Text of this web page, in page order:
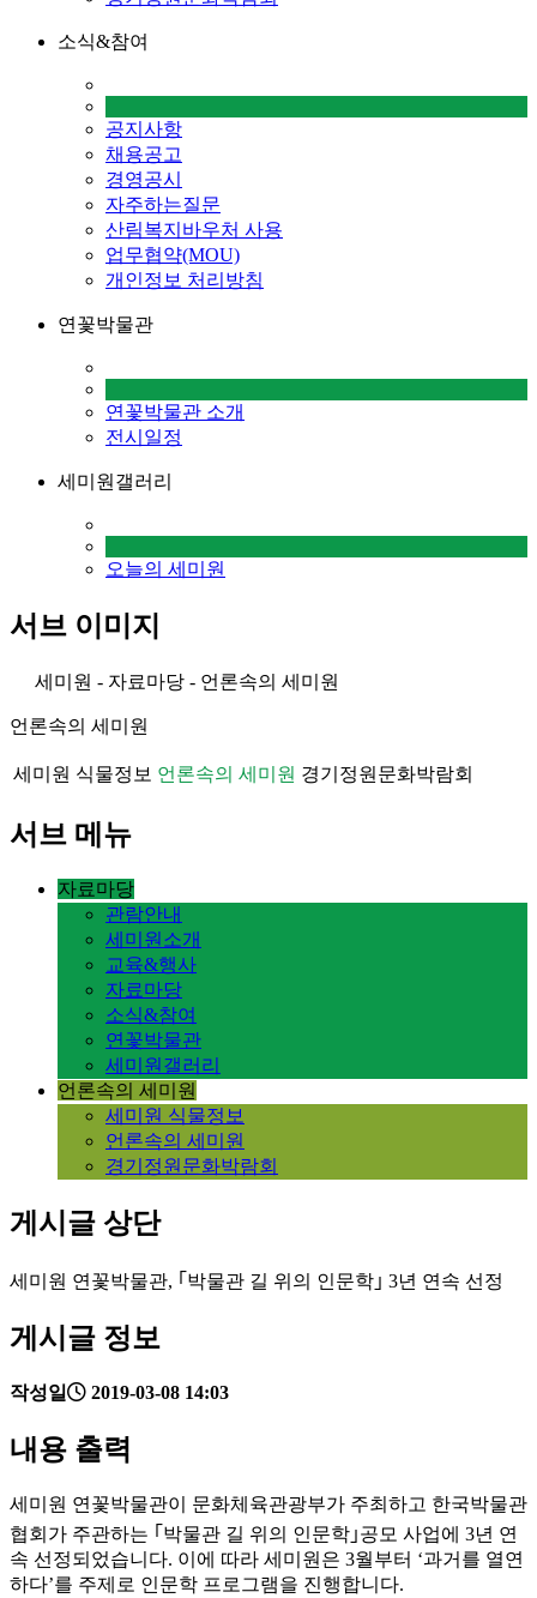
소식&참여
공지사항
채용공고
경영공시
자주하는질문
산림복지바우처 사용
업무협약(MOU)
개인정보 처리방침
연꽃박물관
연꽃박물관 소개
전시일정
세미원갤러리
오늘의 세미원
서브 이미지
세미원 - 자료마당 - 언론속의 세미원
언론속의 세미원
세미원 식물정보 언론속의 세미원 경기정원문화박람회
서브 메뉴
자료마당
관람안내
세미원소개
교육&행사
자료마당
소식&참여
연꽃박물관
세미원갤러리
언론속의 세미원
세미원 식물정보
언론속의 세미원
경기정원문화박람회
게시글 상단
세미원 연꽃박물관, ｢박물관 길 위의 인문학｣ 3년 연속 선정
게시글 정보
작성일 2019-03-08 14:03
내용 출력
세미원 연꽃박물관이 문화체육관광부가 주최하고 한국박물관
협회가 주관하는 ｢박물관 길 위의 인문학｣공모 사업에 3년 연
속 선정되었습니다. 이에 따라 세미원은 3월부터 ‘과거를 열연
하다’를 주제로 인문학 프로그램을 진행합니다.